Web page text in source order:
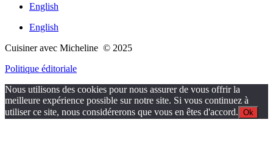
English
English
Cuisiner avec Micheline © 2025
Politique éditoriale
Nous utilisons des cookies pour nous assurer de vous offrir la
meilleure expérience possible sur notre site. Si vous continuez à
utiliser ce site, nous considérerons que vous en êtes d'accord. Ok